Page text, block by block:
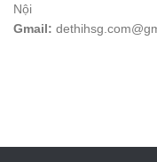
Nội
Gmail: